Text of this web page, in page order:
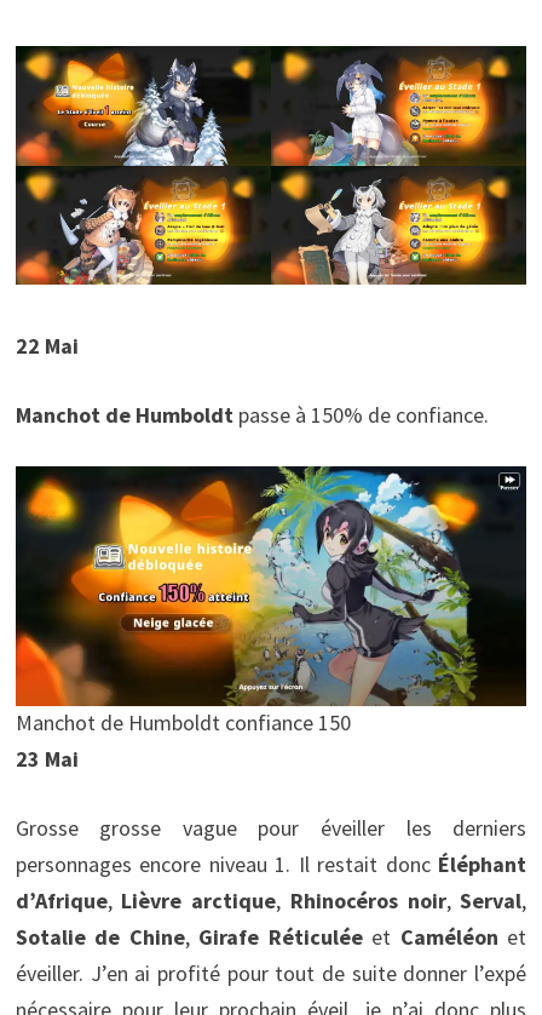
22 Mai
Manchot de Humboldt passe à 150% de confiance.
Manchot de Humboldt confiance 150
23 Mai
Grosse grosse vague pour éveiller les derniers
personnages encore niveau 1. Il restait donc Éléphant
d’Afrique, Lièvre arctique, Rhinocéros noir,Serval,
Sotalie de Chine, Girafe Réticulée et Caméléon et
éveiller. J’en ai profité pour tout de suite donner l’expé